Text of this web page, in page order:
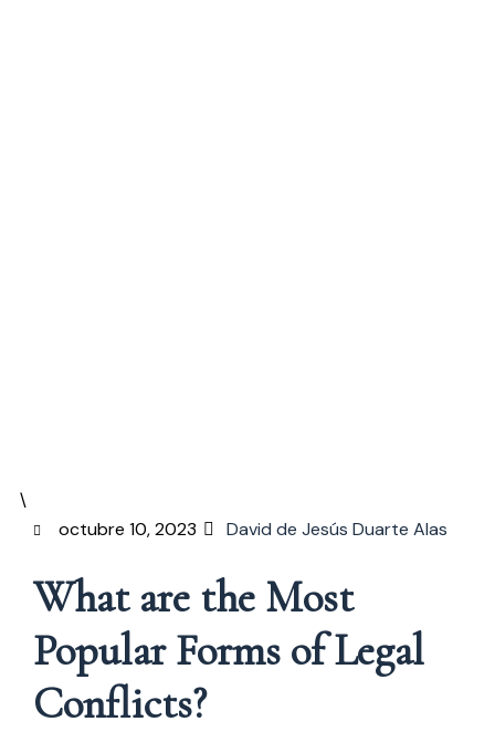
octubre 10, 2023 David de Jesús Duarte Alas
What are the Most
Popular Forms ofLegal
Conflicts?